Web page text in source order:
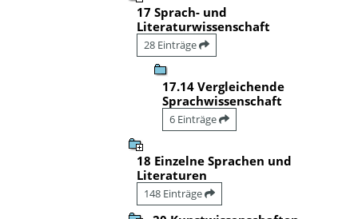
17 Sprach- und
Literaturwissenschaft
28 Einträge
17.14 Vergleichende
Sprachwissenschaft
6 Einträge
18 Einzelne Sprachen und
Literaturen
148 Einträge